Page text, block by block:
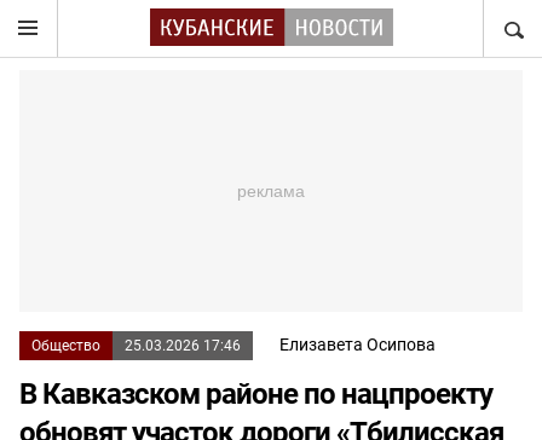
Общество 25.03.2026 17:46 Елизавета Осипова
В Кавказском районе по нацпроекту
обновят участок дороги «Тбилисская